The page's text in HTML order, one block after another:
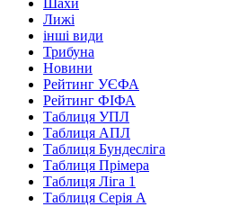
Шахи
Лижі
інші види
Трибуна
Новини
Рейтинг УЄФА
Рейтинг ФІФА
Таблиця УПЛ
Таблиця АПЛ
Таблиця Бундесліга
Таблиця Прімера
Таблиця Ліга 1
Таблиця Серія А